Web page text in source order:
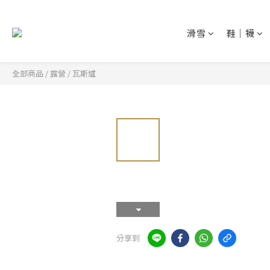
滑雪 鞋│襪
全部商品 / 露營 / 瓦斯爐
分享到